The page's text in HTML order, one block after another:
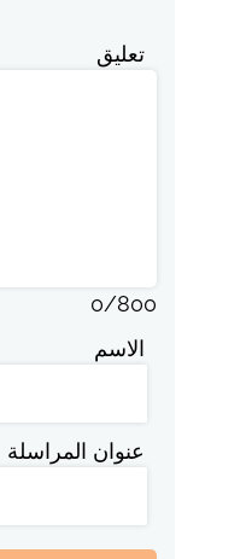
تعليق
0/800
الاسم
عنوان المراسلة